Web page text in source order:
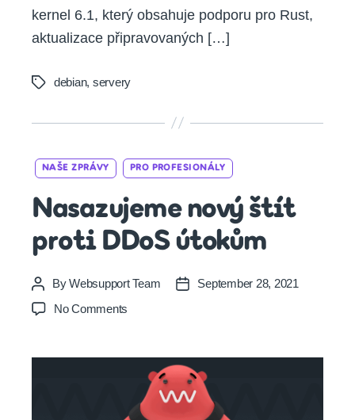
kernel 6.1, který obsahuje podporu pro Rust,
aktualizace připravovaných […]
Tagsdebian, servery
Categories
NAŠE ZPRÁVY PRO PROFESIONÁLY
Nasazujeme nový štít
proti DDoS útokům
Post
author
ByWebsupport Team
PostSeptember 28, 2021
No Comments
štít
proti
DDoS
útokům